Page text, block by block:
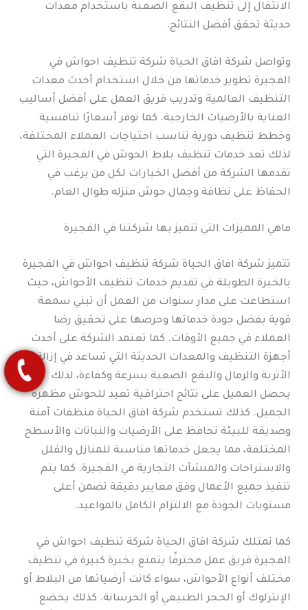
الانتقال إلى تنظيف البقع الصعبة باستخدام معدات
حديثة تحقق أفضل النتائج.
وتواصل شركة افاق الحياة شركة تنظيف احواش في
الفجيرة تطوير خدماتها من خلال استخدام أحدث معدات
التنظيف العالمية وتدريب فريق العمل على أفضل أساليب
العناية بالأرضيات الخارجية. كما توفر أسعارًا تنافسية
وخطط تنظيف دورية تناسب احتياجات العملاء المختلفة،
لذلك تعد خدمات تنظيف بلاط الحوش في الفجيرة التي
تقدمها الشركة من أفضل الخيارات لكل من يرغب في
الحفاظ على نظافة وجمال حوش منزله طوال العام.
ماهي المميزات التي تتميز بها شركتنا في الفجيرة
تتميز شركة افاق الحياة شركة تنظيف احواش في الفجيرة
بالخبرة الطويلة في تقديم خدمات تنظيف الأحواش، حيث
استطاعت على مدار سنوات من العمل أن تبني سمعة
قوية بفضل جودة خدماتها وحرصها على تحقيق رضا
العملاء في جميع الأوقات. كما تعتمد الشركة على أحدث
أجهزة التنظيف والمعدات الحديثة التي تساعد في إزالة
الأتربة والرمال والبقع الصعبة بسرعة وكفاءة، لذلك
يحصل العميل على نتائج احترافية تعيد للحوش مظهره
الجميل. كذلك تستخدم شركة افاق الحياة منظفات آمنة
وصديقة للبيئة تحافظ على الأرضيات والنباتات والأسطح
المختلفة، مما يجعل خدماتها مناسبة للمنازل والفلل
والاستراحات والمنشآت التجارية في الفجيرة. كما يتم
تنفيذ جميع الأعمال وفق معايير دقيقة تضمن أعلى
مستويات الجودة مع الالتزام الكامل بالمواعيد.
كما تمتلك شركة افاق الحياة شركة تنظيف احواش في
الفجيرة فريق عمل محترفًا يتمتع بخبرة كبيرة في تنظيف
مختلف أنواع الأحواش، سواء كانت أرضياتها من البلاط أو
الإنترلوك أو الحجر الطبيعي أو الخرسانة. كذلك يخضع